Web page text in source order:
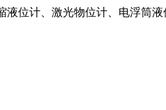
位计、激光物位计、电浮筒